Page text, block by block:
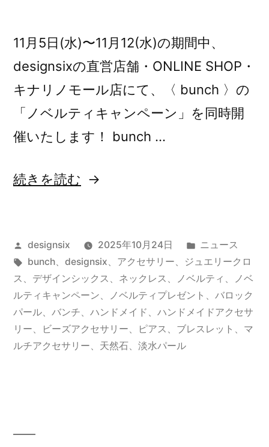
11月5日(水)〜11月12(水)の期間中、
designsixの直営店舗・ONLINE SHOP・
キナリノモール店にて、〈 bunch 〉の
「ノベルティキャンペーン」を同時開
催いたします！ bunch …
“【予
ノ
ベ
ル
テ
ィ
ペ
続きを読む
投
稿
者:
designsix 2025年10月24日
カ
テ
ゴ
リ
ー:
ニュース
タ
グ:
bunch、 designsix、 アクセサリー、
ジュエリークロ
ス 、 デザインシックス 、 ネックレス 、 ノベルティ 、
ノベ
ルティキャンペーン、 ノベルティプレゼント 、 バロック
パール、 バンチ、 ハンドメイド 、 ハンドメイドアクセサ
リー、 ビーズアクセサリー、 ピアス 、 ブレスレット 、 マ
ルチアクセサリー、 天然石、 淡水パール